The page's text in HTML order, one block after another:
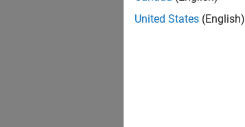
United States (English)